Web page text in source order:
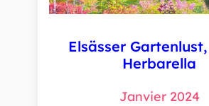
Elsässer
Herbarella
Janvier 2024